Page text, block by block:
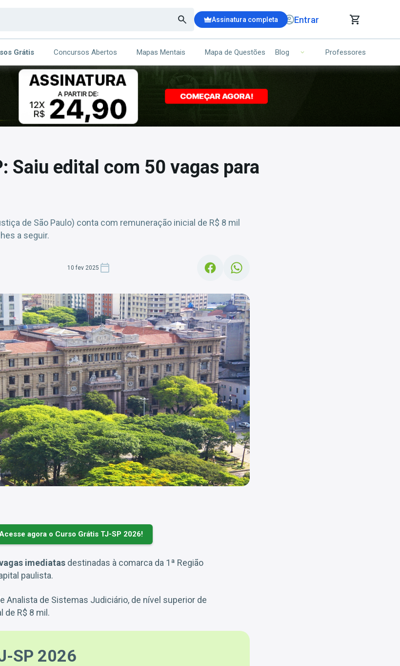
Assinatura completa Entrar
CARRINHO DE COMPRAS
ITENS (00)
Ops!
Seu carrinho ainda está vazio.
Grátis Concursos Abertos Mapas Mentais Mapa de Questões Blog Professores
Saiu edital com 50 vagas para
de São Paulo) conta com remuneração inicial de R$ 8 mil
a seguir.
10 fev 2025
agora o Curso Grátis TJ-SP 2026!
imediatas destinadas à comarca da 1ª Região
paulista.
Analista de Sistemas Judiciário, de nível superior de
de R$ 8 mil.
SP 2026